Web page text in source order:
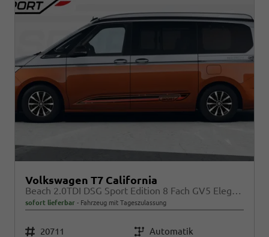
Volkswagen T7 California
Beach 2.0TDI DSG Sport Edition 8 Fach GV5 Elegance+
sofort lieferbar Fahrzeug mit Tageszulassung
Fahrzeugnr. 20711 Getriebe Automatik